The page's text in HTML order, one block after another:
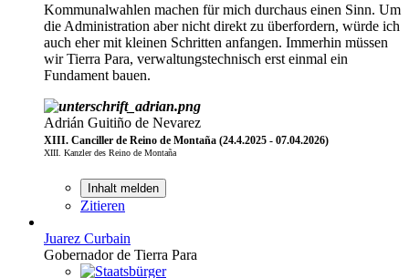
Kommunalwahlen machen für mich durchaus einen Sinn. Um
die Administration aber nicht direkt zu überfordern, würde ich
auch eher mit kleinen Schritten anfangen. Immerhin müssen
wir Tierra Para, verwaltungstechnisch erst einmal ein
Fundament bauen.
Adrián Guitiño de Nevarez
XIII. Canciller de Reino de Montaña (24.4.2025 - 07.04.2026)
XIII. Kanzler des Reino de Montaña
Inhalt melden
Zitieren
Juarez Curbain
Gobernador de Tierra Para